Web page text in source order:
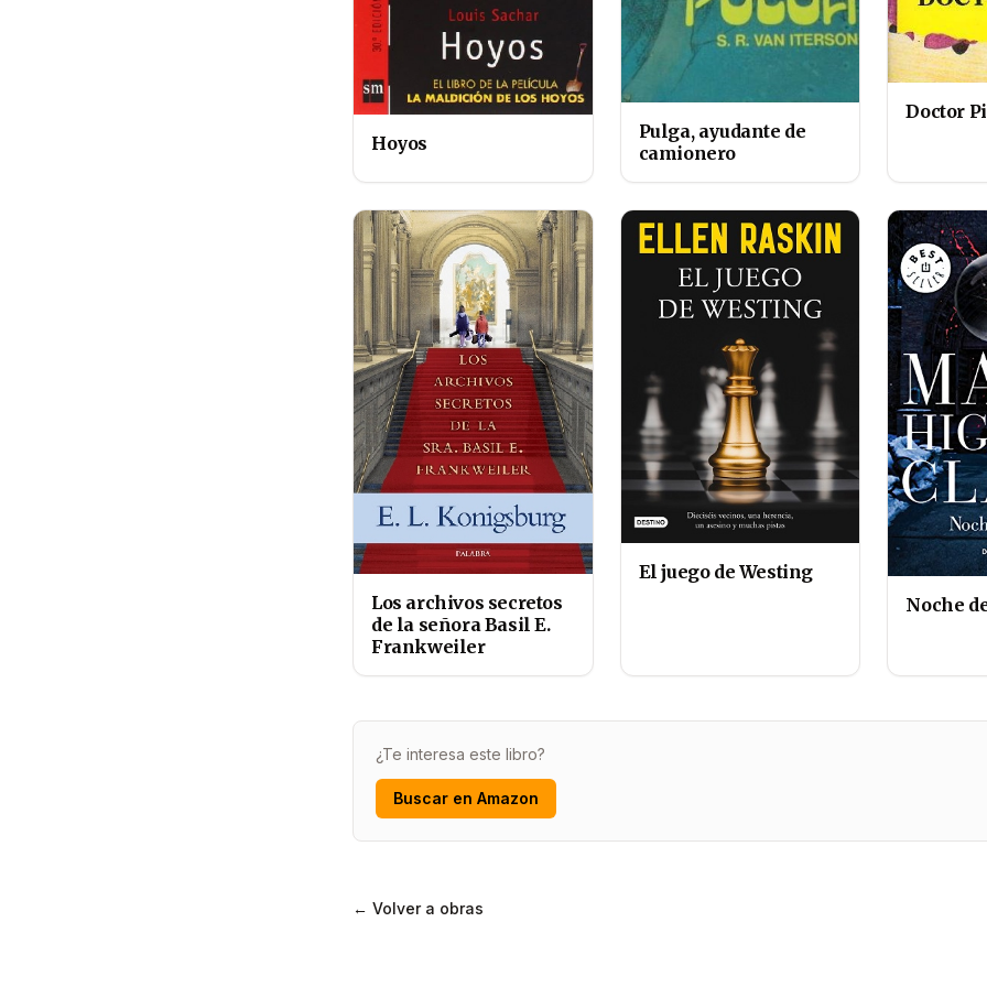
Hoyos
Pulga, ayudante de
camionero
Doctor
Los archivos secretos
de la señora Basil E.
Frankweiler
El juego de Westing
Noche
¿Te interesa este libro?
Buscar en Amazon
← Volver a obras